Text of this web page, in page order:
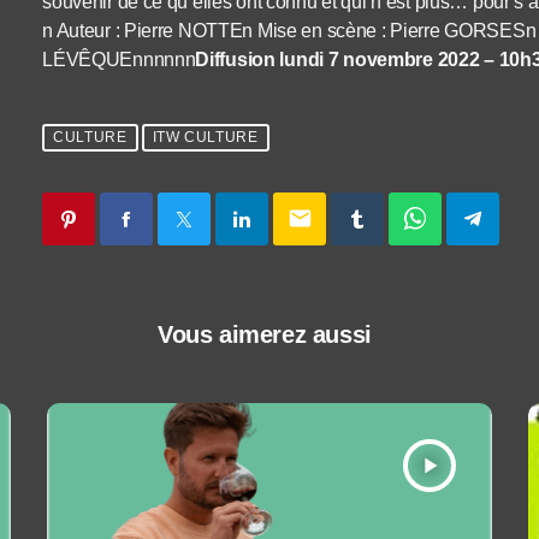
n Auteur : Pierre NOTTEn Mise en scène : Pierre
LÉVÊQUEnnnnnnDiffusion lundi 7 novembre 2022 –
CULTURE ITW CULTURE
email
Vous aimerez aussi
play_arrow